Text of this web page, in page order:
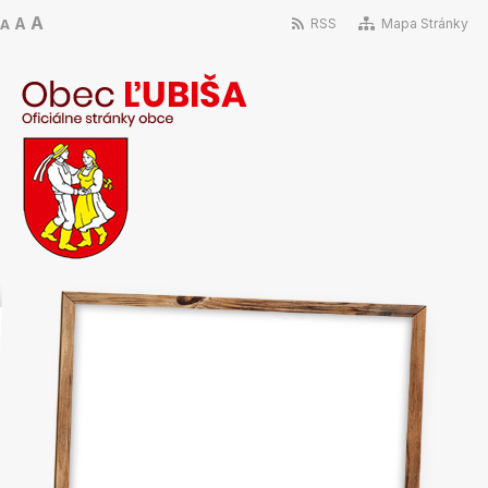
A A A RSS Mapa Stránky